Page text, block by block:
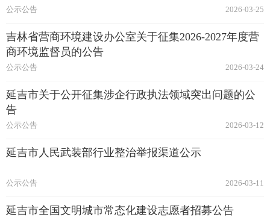
2026-03-25
公示公告
吉林省营商环境建设办公室关于征集2026-2027年度营
商环境监督员的公告
2026-03-24
公示公告
延吉市关于公开征集涉企行政执法领域突出问题的公
告
2026-03-12
公示公告
延吉市人民武装部行业整治举报渠道公示
2026-03-11
公示公告
延吉市全国文明城市常态化建设志愿者招募公告